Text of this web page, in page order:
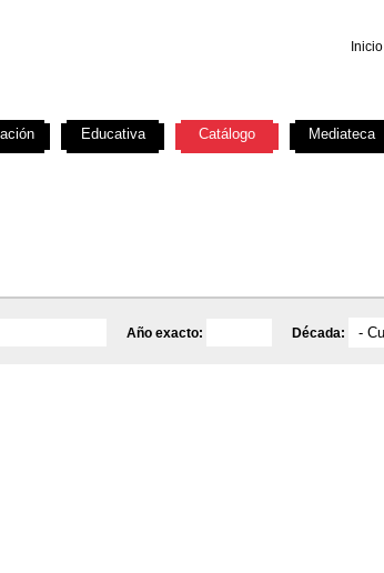
Inicio
Año exacto: Década:
Educativa Catálogo Mediateca